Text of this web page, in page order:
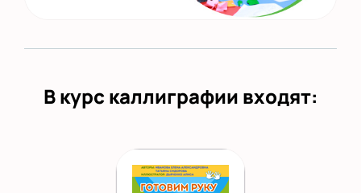
В курс каллиграфии входят: